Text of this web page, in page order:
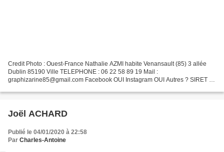
Credit Photo : Ouest-France Nathalie AZMI habite Venansault (85) 3 allée
Dublin 85190 Ville TELEPHONE : 06 22 58 89 19 Mail :
graphizarine85@gmail.com Facebook OUI Instagram OUI Autres ? SIRET ?
Joël ACHARD
Publié le 04/01/2020 à 22:58
Par Charles-Antoine